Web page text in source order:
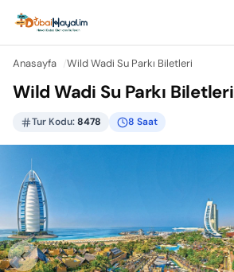
Anasayfa Wild Wadi Su Parkı Biletleri
Wild Wadi Su Parkı Biletleri
Tur Kodu:8478 8 Saat